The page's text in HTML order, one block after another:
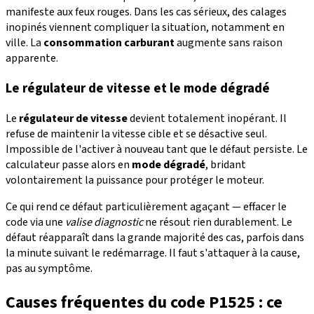
manifeste aux feux rouges. Dans les cas sérieux, des calages
inopinés viennent compliquer la situation, notamment en
ville. La consommation carburantaugmente sans raison
apparente.
Le régulateur de vitesse et le mode dégradé
Le régulateur de vitessedevient totalement inopérant. Il
refuse de maintenir la vitesse cible et se désactive seul.
Impossible de l'activer à nouveau tant que le défaut persiste. Le
calculateur passe alors en mode dégradé, bridant
volontairement la puissance pour protéger le moteur.
Ce qui rend ce défaut particulièrement agaçant — effacer le
code via une valise diagnosticne résout rien durablement. Le
défaut réapparaît dans la grande majorité des cas, parfois dans
la minute suivant le redémarrage. Il faut s'attaquer à la cause,
pas au symptôme.
Causes fréquentes du code P1525 : ce